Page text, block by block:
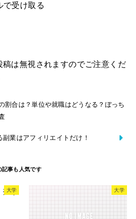
で受け取る
稿は無視されますのでご注意くだ
割合は？単位や就職はどうなる？ぼっち
業はアフィリエイトだけ！
大学 大学